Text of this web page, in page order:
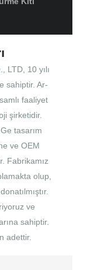
LTD, 10 yılı
sahiptir. Ar-
faaliyet
şirketidir.
tasarım
ve OEM
Fabrikamız
olup,
ve
sahiptir.
adettir.